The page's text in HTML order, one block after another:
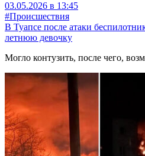
03.05.2026 в 13:45
#Происшествия
В Туапсе после атаки
летнюю девочку
Могло контузить, после чего,